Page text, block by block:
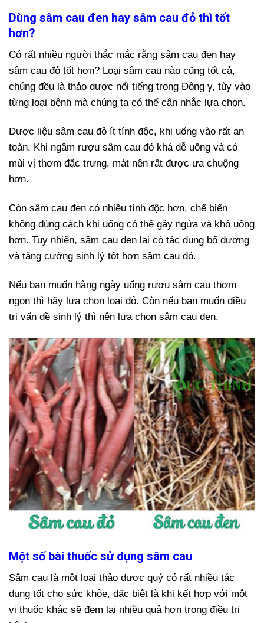
Dùng sâm cau đen hay sâm cau đỏ thì tốt
hơn?
Có rất nhiều người thắc mắc rằng sâm cau đen hay
sâm cau đỏ tốt hơn? Loại sâm cau nào cũng tốt cả,
chúng đều là thảo dược nổi tiếng trong Đông y, tùy vào
từng loại bệnh mà chúng ta có thể cân nhắc lựa chọn.
Dược liệu sâm cau đỏ ít tính độc, khi uống vào rất an
toàn. Khi ngâm rượu sâm cau đỏ khá dễ uống và có
mùi vị thơm đặc trưng, mát nên rất được ưa chuộng
hơn.
Còn sâm cau đen có nhiều tính độc hơn, chế biến
không đúng cách khi uống có thể gây ngứa và khó uống
hơn. Tuy nhiên, sâm cau đen lại có tác dụng bổ dương
và tăng cường sinh lý tốt hơn sâm cau đỏ.
Nếu bạn muốn hàng ngày uống rượu sâm cau thơm
ngon thì hãy lựa chọn loại đỏ. Còn nếu bạn muốn điều
trị vấn đề sinh lý thì nên lựa chọn sâm cau đen.
Một số bài thuốc sử dụng sâm cau
Sâm cau là một loại thảo dược quý có rất nhiều tác
dụng tốt cho sức khỏe, đặc biệt là khi kết hợp với một
vị thuốc khác sẽ đem lại nhiều quả hơn trong điều trị